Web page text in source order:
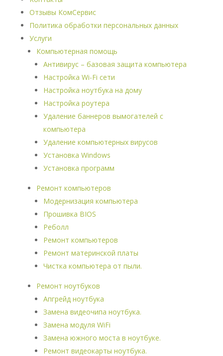
Отзывы КомСервис
Политика обработки персональных данных
Услуги
Компьютерная помощь
Антивирус – базовая защита компьютера
Настройка Wi-Fi сети
Настройка ноутбука на дому
Настройка роутера
Удаление баннеров вымогателей с
компьютера
Удаление компьютерных вирусов
Установка Windows
Установка программ
Ремонт компьютеров
Модернизация компьютера
Прошивка BIOS
Реболл
Ремонт компьютеров
Ремонт материнской платы
Чистка компьютера от пыли.
Ремонт ноутбуков
Апгрейд ноутбука
Замена видеочипа ноутбука.
Замена модуля WiFi
Замена южного моста в ноутбуке.
Ремонт видеокарты ноутбука.